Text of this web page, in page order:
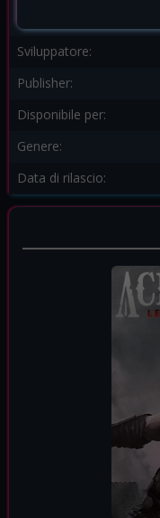
Sviluppatore:
Publisher:
Disponibile per:
Genere:
Data di rilascio: